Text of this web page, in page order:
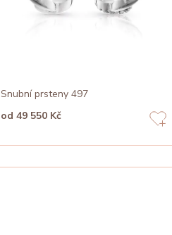
Snubní prsteny 497
od 49 550 Kč